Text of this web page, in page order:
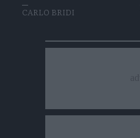
CARLO BRIDI